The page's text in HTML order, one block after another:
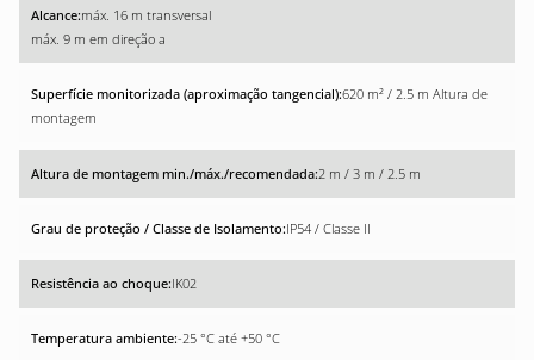
máx. 16 m transversal
máx. 9 m em direção a
620 m² / 2.5 m Altura de
montagem
2 m / 3 m / 2.5 m
IP54 / Classe II
IK02
-25 °C até +50 °C